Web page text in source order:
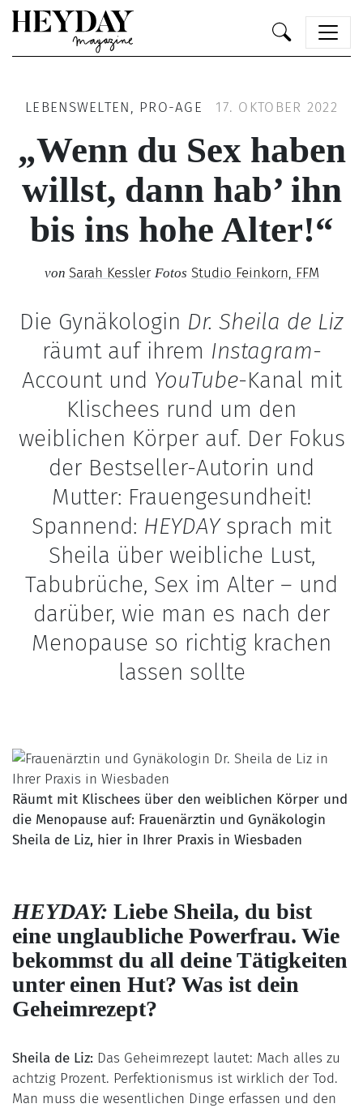
LEBENSWELTEN, PRO-AGE 17. OKTOBER 2022
„Wenn du Sex haben
willst, dann hab’ ihn
bis ins hohe Alter!“
von Sarah Kessler Fotos Studio Feinkorn, FFM
Die Gynäkologin Dr. Sheila de Liz
räumt auf ihrem Instagram-
Account und YouTube-Kanal mit
Klischees rund um den
weiblichen Körper auf. Der Fokus
der Bestseller-Autorin und
Mutter: Frauengesundheit!
Spannend: HEYDAYsprach mit
Sheila über weibliche Lust,
Tabubrüche, Sex im Alter – und
darüber, wie man es nach der
Menopause so richtig krachen
lassen sollte
Räumt mit Klischees über den weiblichen Körper und
die Menopause auf: Frauenärztin und Gynäkologin
Sheila de Liz, hier in Ihrer Praxis in Wiesbaden
HEYDAY: Liebe Sheila, du bist
eine unglaubliche Powerfrau. Wie
bekommst du all deine Tätigkeiten
unter einen Hut? Was ist dein
Geheimrezept?
Sheila de Liz: Das Geheimrezept lautet: Mach alles zu
achtzig Prozent. Perfektionismus ist wirklich der Tod.
Man muss die wesentlichen Dinge erfassen und den